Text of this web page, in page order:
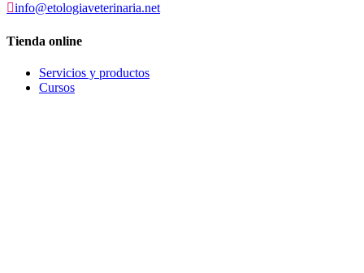
info@etologiaveterinaria.net
Tienda online
Servicios y productos
Cursos